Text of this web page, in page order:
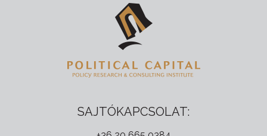
SAJTÓKAPCSOLAT: